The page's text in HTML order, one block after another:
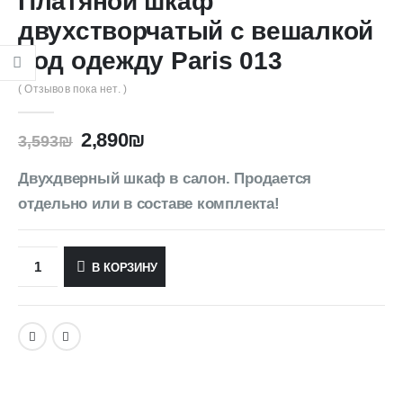
двухстворчатый с вешалкой
под одежду Paris 013
( Отзывов пока нет. )
3,593₪ 2,890₪
Двухдверный шкаф в салон. Продается
отдельно или в составе комплекта!
В КОРЗИНУ